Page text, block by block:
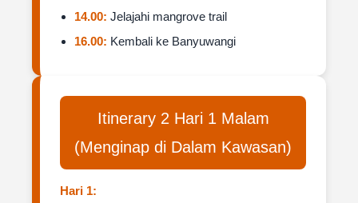
14.00: Jelajahi mangrove trail
16.00: Kembali ke Banyuwangi
Itinerary 2 Hari 1 Malam
(Menginap di Dalam Kawasan)
Hari 1: